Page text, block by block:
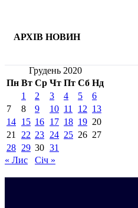
АРХІВ НОВИН
Грудень 2020
Пн Вт Ср Чт Пт Сб Нд
1
2 3 4 5
6
7
8 9 10 11 12 13
14 15 16 17 18 19 20
21
22 23 24 25 26 27
28 29 30 31
« Лис
Січ »